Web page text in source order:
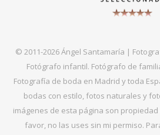
© 2011-2026 Ángel Santamaría |
Fotógrafo infantil. Fotógrafo de
Fotografía de boda en Madrid y toda
bodas con estilo, fotos naturales y
imágenes de esta página son
favor, no las uses sin mi permiso.